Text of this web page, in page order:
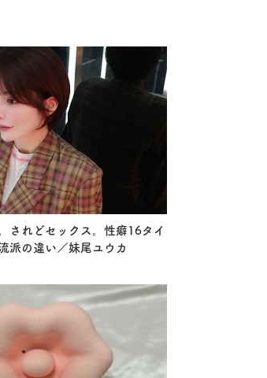
されどセックス。性癖16タイ
派の違い／妹尾ユウカ